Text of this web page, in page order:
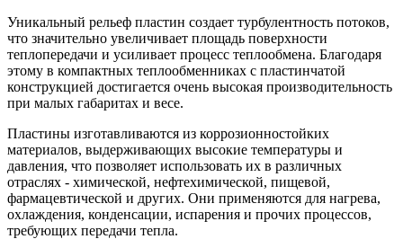
Уникальный рельеф пластин создает турбулентность потоков,
что значительно увеличивает площадь поверхности
теплопередачи и усиливает процесс теплообмена. Благодаря
этому в компактных теплообменниках с пластинчатой
конструкцией достигается очень высокая производительность
при малых габаритах и весе.
Пластины изготавливаются из коррозионностойких
материалов, выдерживающих высокие температуры и
давления, что позволяет использовать их в различных
отраслях - химической, нефтехимической, пищевой,
фармацевтической и других. Они применяются для нагрева,
охлаждения, конденсации, испарения и прочих процессов,
требующих передачи тепла.